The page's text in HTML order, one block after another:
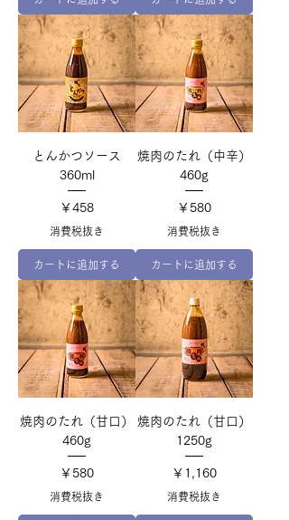
とんかつソース
360ml
価格
￥458
消費税抜き
カートに追加する
焼肉のたれ（中辛）
460g
価格
￥580
消費税抜き
カートに追加する
焼肉のたれ（甘口）
460g
価格
￥580
消費税抜き
焼肉のたれ（甘口）
1250g
価格
￥1,160
消費税抜き